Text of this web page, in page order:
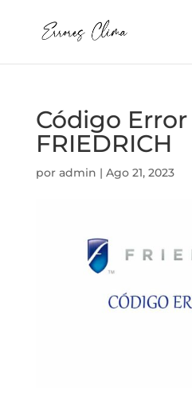
Código
FRIEDRICH
por admin | Ago 21, 2023